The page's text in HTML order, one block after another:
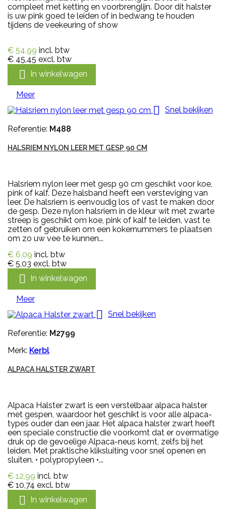
compleet met ketting en voorbrenglijn. Door dit halster
is uw pink goed te leiden of in bedwang te houden
tijdens de veekeuring of show
€ 54,99 incl. btw
€ 45,45 excl. btw
 In winkelwagen
Meer
 Snel bekijken
Referentie: M488
HALSRIEM NYLON LEER MET GESP 90 CM
Halsriem nylon leer met gesp 90 cm geschikt voor koe,
pink of kalf. Deze halsband heeft een versteviging van
leer. De halsriem is eenvoudig los of vast te maken door
de gesp. Deze nylon halsriem in de kleur wit met zwarte
streep is geschikt om koe, pink of kalf te leiden, vast te
zetten of gebruiken om een kokernummers te plaatsen
om zo uw vee te kunnen...
€ 6,09 incl. btw
€ 5,03 excl. btw
 In winkelwagen
Meer
 Snel bekijken
Referentie: M2799
Merk: Kerbl
ALPACA HALSTER ZWART
Alpaca Halster zwart is een verstelbaar alpaca halster
met gespen, waardoor het geschikt is voor alle alpaca-
types ouder dan een jaar. Het alpaca halster zwart heeft
een speciale constructie die voorkomt dat er overmatige
druk op de gevoelige Alpaca-neus komt, zelfs bij het
leiden. Met praktische kliksluiting voor snel openen en
sluiten. • polypropyleen •...
€ 12,99 incl. btw
€ 10,74 excl. btw
 In winkelwagen